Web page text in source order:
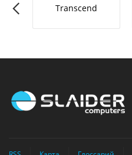
L Transcend